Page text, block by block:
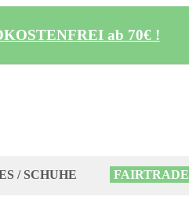
ab 70€ !
/ SCHUHE FAIRTRADE